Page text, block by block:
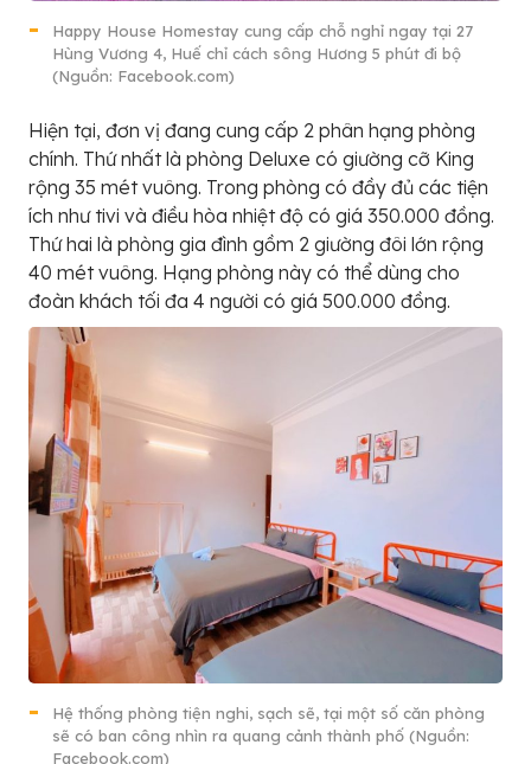
Happy House Homestay cung cấp chỗ nghỉ ngay tại 27
Hùng Vương 4, Huế chỉ cách sông Hương 5 phút đi bộ
(Nguồn: Facebook.com)
Hiện tại, đơn vị đang cung cấp 2 phân hạng phòng
chính. Thứ nhất là phòng Deluxe có giường cỡ King
rộng 35 mét vuông. Trong phòng có đầy đủ các tiện
ích như tivi và điều hòa nhiệt độ có giá 350.000 đồng.
Thứ hai là phòng gia đình gồm 2 giường đôi lớn rộng
40 mét vuông. Hạng phòng này có thể dùng cho
đoàn khách tối đa 4 người có giá 500.000 đồng.
Hệ thống phòng tiện nghi, sạch sẽ, tại một số căn phòng
sẽ có ban công nhìn ra quang cảnh thành phố (Nguồn:
Facebook.com)